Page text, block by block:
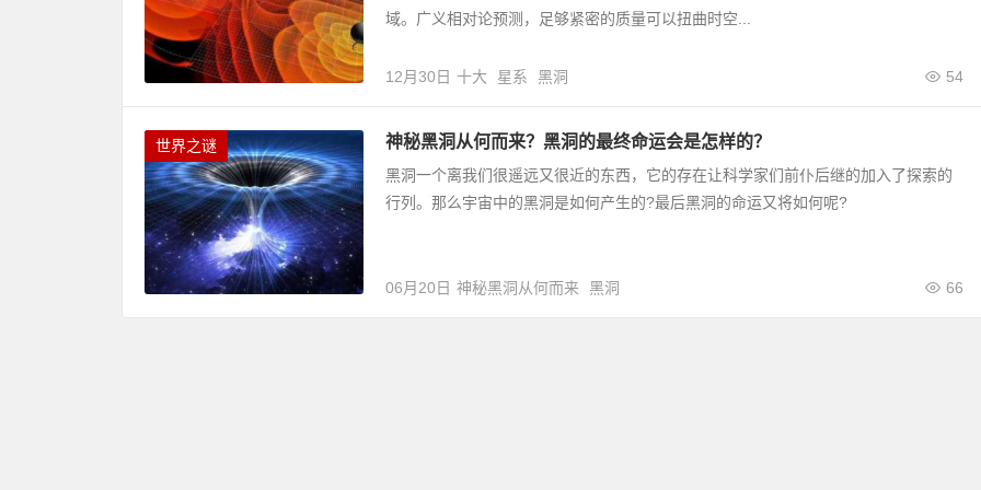
域。广义相对论预测，足够紧密的质量可以扭曲时空...
12月30日 54
十大 星系 黑洞
世界之谜 神秘黑洞从何而来？黑洞的最终命运会是怎样的？
黑洞一个离我们很遥远又很近的东西，它的存在让科学家们前仆后继的加入了探索的
行列。那么宇宙中的黑洞是如何产生的?最后黑洞的命运又将如何呢?
06月20日 66
神秘黑洞从何而来 黑洞